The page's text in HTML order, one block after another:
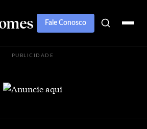
Fale Conosco
PUBLICIDADE